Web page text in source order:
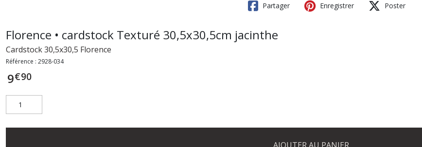
Partager Enregistrer Poster
Florence • cardstock Texturé 30,5x30,5cm jacinthe
Cardstock 30,5x30,5 Florence
Référence : 2928-034
9€90